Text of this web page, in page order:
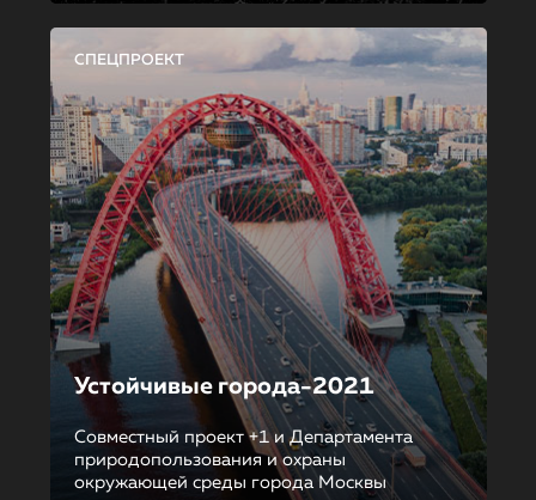
СПЕЦПРОЕКТ
Устойчивые города-2021
Совместный проект +1 и Департамента
природопользования и охраны
окружающей среды города Москвы